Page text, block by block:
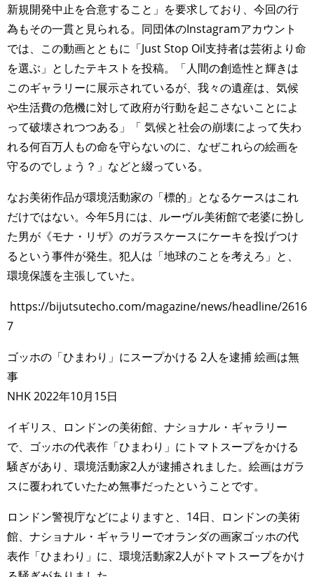
新規開発中止を合意すること」を要求しており、今回の行
為もその一貫と見られる。同団体のInstagramアカウント
では、この動画とともに「Just Stop Oil支持者は芸術より命
を選ぶ」としたテキストを投稿。「人間の創造性と輝きは
このギャラリーに展示されているが、我々の遺産は、気候
や生活費の危機に対して政府が行動を起こさないことによ
って破壊されつつある」「 気候と社会の崩壊によって失わ
れる何百万人もの命を守らないのに、なぜこれらの絵画を
守るのでしょう？」などと綴っている。
なお美術作品が環境活動家の「標的」となるケースはこれ
だけではない。今年5月には、ルーヴル美術館で老婆に扮し
た男が《モナ・リザ》のガラスケースにケーキを投げつけ
るという事件が発生。犯人は「地球のことを考えろ」と、
環境保護を主張していた。
https://bijutsutecho.com/magazine/news/headline/2616
7
ゴッホの「ひまわり」にスープかける 2人を逮捕 絵画は無
事
NHK 2022年10月15日
イギリス、ロンドンの美術館、ナショナル・ギャラリー
で、ゴッホの代表作「ひまわり」にトマトスープをかける
騒ぎがあり、環境活動家2人が逮捕されました。絵画はガラ
スに覆われていたため無事だったということです。
ロンドン警視庁などによりますと、14日、ロンドンの美術
館、ナショナル・ギャラリーでオランダの画家ゴッホの代
表作「ひまわり」に、環境活動家2人がトマトスープをかけ